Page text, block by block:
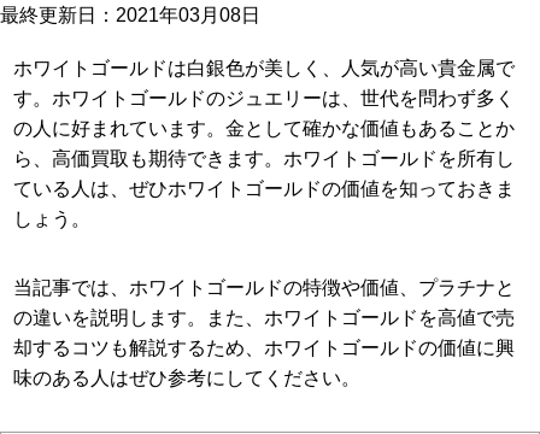
最終更新日：2021年03月08日
ホワイトゴールドは白銀色が美しく、人気が高い貴金属で
す。ホワイトゴールドのジュエリーは、世代を問わず多く
の人に好まれています。金として確かな価値もあることか
ら、高価買取も期待できます。ホワイトゴールドを所有し
ている人は、ぜひホワイトゴールドの価値を知っておきま
しょう。
当記事では、ホワイトゴールドの特徴や価値、プラチナと
の違いを説明します。また、ホワイトゴールドを高値で売
却するコツも解説するため、ホワイトゴールドの価値に興
味のある人はぜひ参考にしてください。